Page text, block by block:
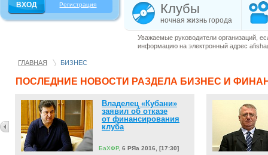
Регистрация Клубы
ночная жизнь города
Уважаемые руководители организаций,
информацию на электронный адрес
ГЛАВНАЯ БИЗНЕС
ПОСЛЕДНИЕ НОВОСТИ РАЗДЕЛА БИЗНЕС И
Владелец «Кубани»
заявил об отказе
от финансирования
клуба
БаХФР, 6 РЯа 2016, [17:30]